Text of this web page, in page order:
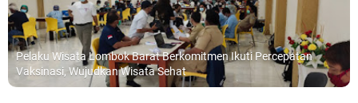
Pelaku Wisata Lombok Barat Berkomitmen Ikuti Percepatan
Vaksinasi, Wujudkan Wisata Sehat